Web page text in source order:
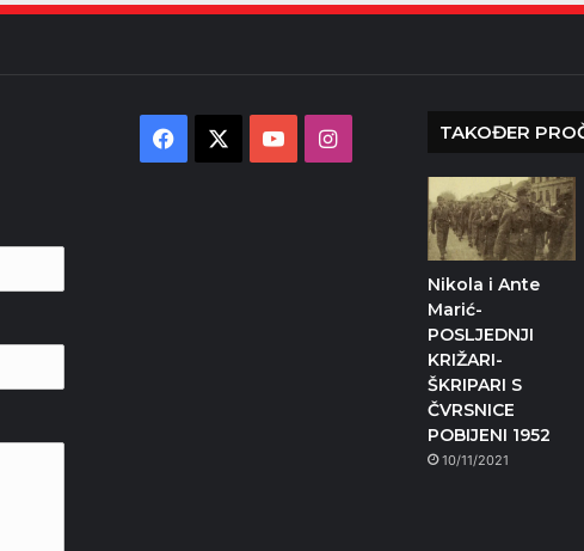
Facebook YouTubeInstagram TAKOĐER
Nikola i Ante
Marić-
POSLJEDNJI
KRIŽARI-
ŠKRIPARI S
ČVRSNICE
POBIJENI 1952
10/11/2021